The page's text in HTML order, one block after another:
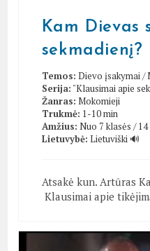
Kam Dievas
sekmadienį?
Temos: Dievo įsakymai/
Serija: "Klausimai apie
Žanras: Mokomieji
Trukmė: 1-10 min
Amžius: Nuo 7 klasės /
Lietuvybė: Lietuviški 🔊
Atsakė kun. Artūras
Klausimai apie